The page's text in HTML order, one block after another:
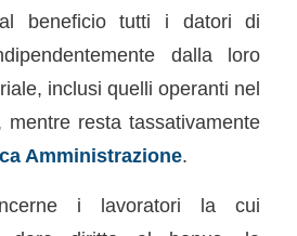
beneficio tutti i datori di
dalla loro
inclusi quelli operanti nel
mentre resta tassativamente
Amministrazione.
i lavoratori la cui